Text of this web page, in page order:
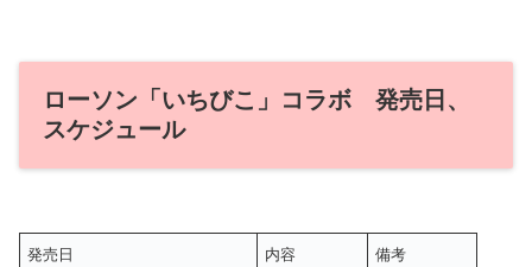
ローソン「いちびこ」コラボ 発売日、
スケジュール
発売日 内容 備考